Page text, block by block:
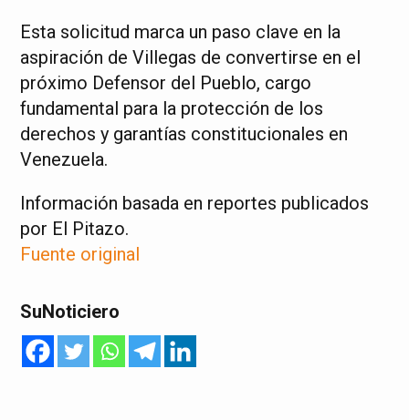
Esta solicitud marca un paso clave en la
aspiración de Villegas de convertirse en el
próximo Defensor del Pueblo, cargo
fundamental para la protección de los
derechos y garantías constitucionales en
Venezuela.
Información basada en reportes publicados
por El Pitazo.
Fuente original
SuNoticiero